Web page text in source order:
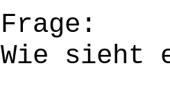
Frage:
Wie sieht